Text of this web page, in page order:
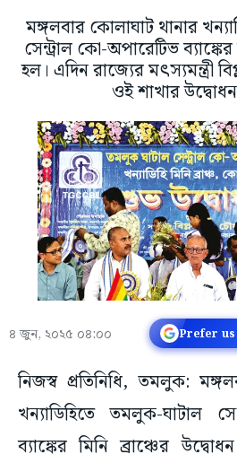
মঙ্গলবার কোলাঘাট থানার
সেন্ট্রাল কো-অপারেটিভ
হল। এদিন রাজ্যের মৎস্যমন্ত্রী
ওই শাখার
৪ জুন, ২০২৫ ০৪:০০ Prefer
নিজস্ব প্রতিনিধি, তমলুক:
খন্যাডিহিতে তমলুক-ঘাটাল
ব্যাঙ্কের মিনি ব্রাঞ্চের